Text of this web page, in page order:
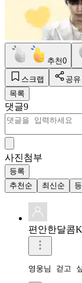
추천0
스크랩 공유
목록
댓글9
사진첨부
등록
추천순
최신순
편안한달콤
영웅님 걷고